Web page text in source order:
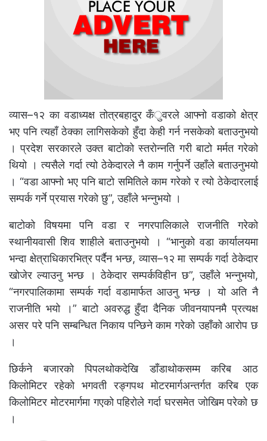
व्यास–१२ का वडाध्यक्ष तोत्रबहादुर कँुवरले आफ्नो वडाको क्षेत्र
भए पनि त्यहाँ ठेक्का लागिसकेको हुँदा केही गर्न नसकेको बताउनुभयो
। प्रदेश सरकारले उक्त बाटोको स्तरोन्नति गरी बाटो मर्मत गरेको
थियो । त्यसैले गर्दा त्यो ठेकेदारले नै काम गर्नुपर्ने उहाँले बताउनुभयो
। “वडा आफ्नो भए पनि बाटो समितिले काम गरेको र त्यो ठेकेदारलाई
सम्पर्क गर्ने प्रयास गरेको छु”, उहाँले भन्नुभयो ।
बाटोको विषयमा पनि वडा र नगरपालिकाले राजनीति गरेको
स्थानीयवासी शिव शाहीले बताउनुभयो । “भानुको वडा कार्यालयमा
भन्दा क्षेत्राधिकारभित्र पर्दैन भन्छ, व्यास–१२ मा सम्पर्क गर्दा ठेकेदार
खोजेर ल्याउनु भन्छ । ठेकेदार सम्पर्कविहीन छ”, उहाँले भन्नुभयो,
“नगरपालिकामा सम्पर्क गर्दा वडामार्फत आउनु भन्छ । यो अति नै
राजनीति भयो ।” बाटो अवरुद्ध हुँदा दैनिक जीवनयापनमै प्रत्यक्ष
असर परे पनि सम्बन्धित निकाय पन्छिने काम गरेको उहाँको आरोप छ
।
छिर्कने बजारको पिपलथोकदेखि डाँडाथोकसम्म करिब आठ
किलोमिटर रहेको भगवती रङ्गपथ मोटरमार्गअन्तर्गत करिब एक
किलोमिटर मोटरमार्गमा गएको पहिरोले गर्दा घरसमेत जोखिम परेको छ
।